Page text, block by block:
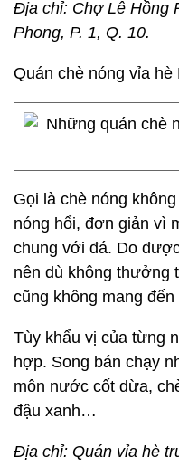
Địa chỉ: Chợ Lê Hồng
Phong, P. 1, Q. 10.
Quán chè nóng vỉa hè
Gọi là chè nóng
nóng hổi, đơn giản vì
chung với đá. Do
nên dù không thưởng
cũng không mang
Tùy khẩu vị của từng
hợp. Song bán chạy
môn nước cốt dừa,
đậu xanh…
Địa chỉ: Quán vỉa hè